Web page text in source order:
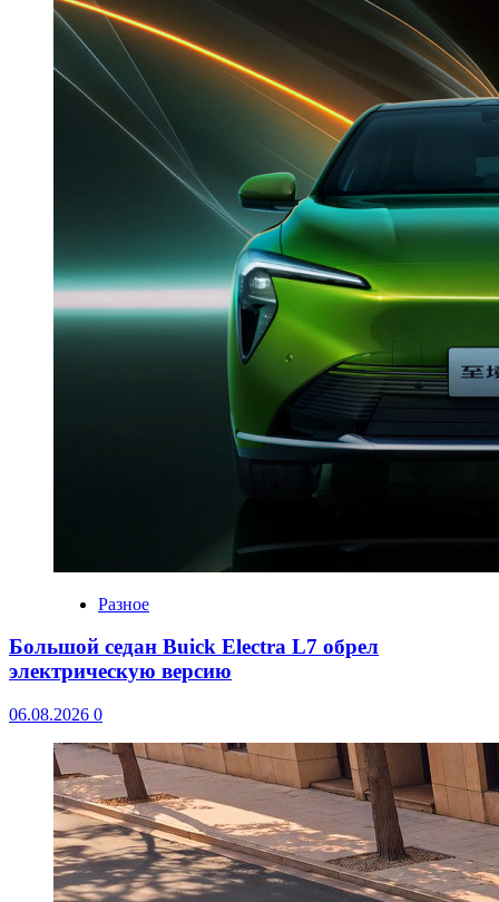
Разное
Большой седан Buick Electra L7 обрел
электрическую версию
06.08.2026 0